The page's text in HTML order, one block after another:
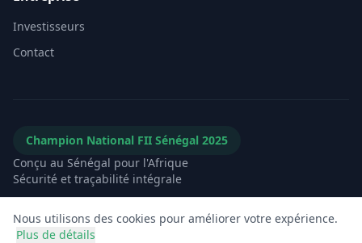
Investisseurs
Contact
Champion National FII Sénégal 2025
Conçu au Sénégal pour l'Afrique
Sécurité et traçabilité intégrale
Nous utilisons des cookies pour améliorer votre expérience.
Plus de détails